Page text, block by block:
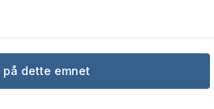
på dette emnet